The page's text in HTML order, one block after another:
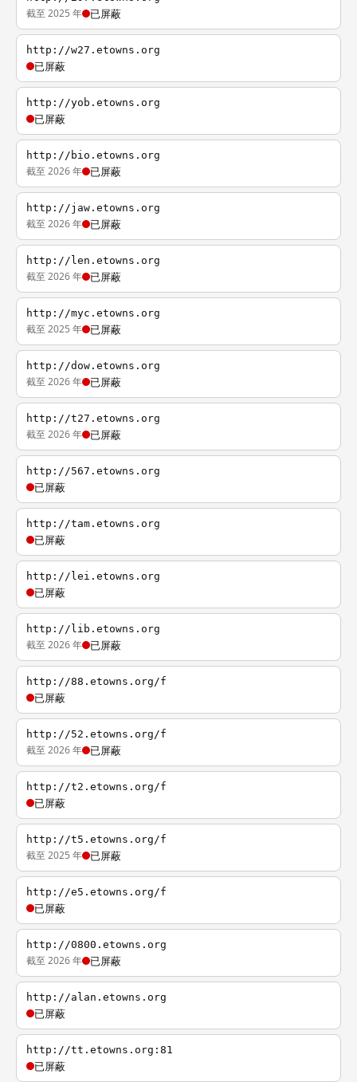
截至 2025 年 已屏蔽
http://w27.etowns.org
已屏蔽
http://yob.etowns.org
已屏蔽
http://bio.etowns.org
截至 2026 年 已屏蔽
http://jaw.etowns.org
截至 2026 年 已屏蔽
http://len.etowns.org
截至 2026 年 已屏蔽
http://myc.etowns.org
截至 2025 年 已屏蔽
http://dow.etowns.org
截至 2026 年 已屏蔽
http://t27.etowns.org
截至 2026 年 已屏蔽
http://567.etowns.org
已屏蔽
http://tam.etowns.org
已屏蔽
http://lei.etowns.org
已屏蔽
http://lib.etowns.org
截至 2026 年 已屏蔽
http://88.etowns.org/f
已屏蔽
http://52.etowns.org/f
截至 2026 年 已屏蔽
http://t2.etowns.org/f
已屏蔽
http://t5.etowns.org/f
截至 2025 年 已屏蔽
http://e5.etowns.org/f
已屏蔽
http://0800.etowns.org
截至 2026 年 已屏蔽
http://alan.etowns.org
已屏蔽
http://tt.etowns.org:81
已屏蔽